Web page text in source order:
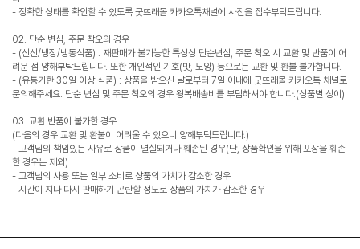
- 정확한 상태를 확인할 수 있도록 굿뜨래몰 카카오톡채널에 사진을 접수부탁드립니다.
02. 단순 변심, 주문 착오의 경우
- (신선/냉장/냉동식품) : 재판매가 불가능한 특성상 단순변심, 주문 착오 시 교환 및 반품이 어
려운 점 양해부탁드립니다. 또한 개인적인 기호(맛, 모양) 등으로는 교환 및 환불 불가합니다.
- (유통기한 30일 이상 식품) : 상품을 받으신 날로부터 7일 이내에 굿뜨래몰 카카오톡 채널로
문의해주세요. 단순 변심 및 주문 착오의 경우 왕복배송비를 부담하셔야 합니다.(상품별 상이)
03. 교환 반품이 불가한 경우
(다음의 경우 교환 및 환불이 어려울 수 있으니 양해부탁드립니다.)
- 고객님의 책임있는 사유로 상품이 멸실되거나 훼손된 경우(단, 상품확인을 위해 포장을 훼손
한 경우는 제외)
- 고객님의 사용 또는 일부 소비로 상품의 가치가 감소한 경우
- 시간이 지나 다시 판매하기 곤란할 정도로 상품의 가치가 감소한 경우